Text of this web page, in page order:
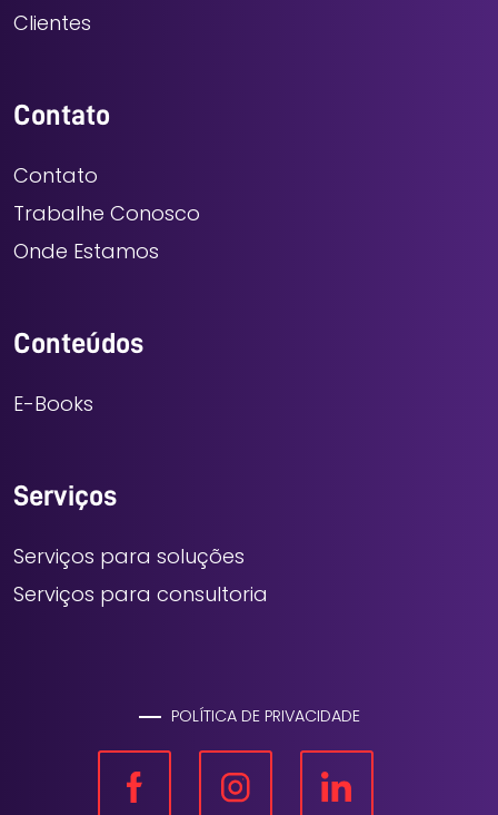
Clientes
Contato
Contato
Trabalhe Conosco
Onde Estamos
Conteúdos
E-Books
Serviços
Serviços para soluções
Serviços para consultoria
POLÍTICA DE PRIVACIDADE